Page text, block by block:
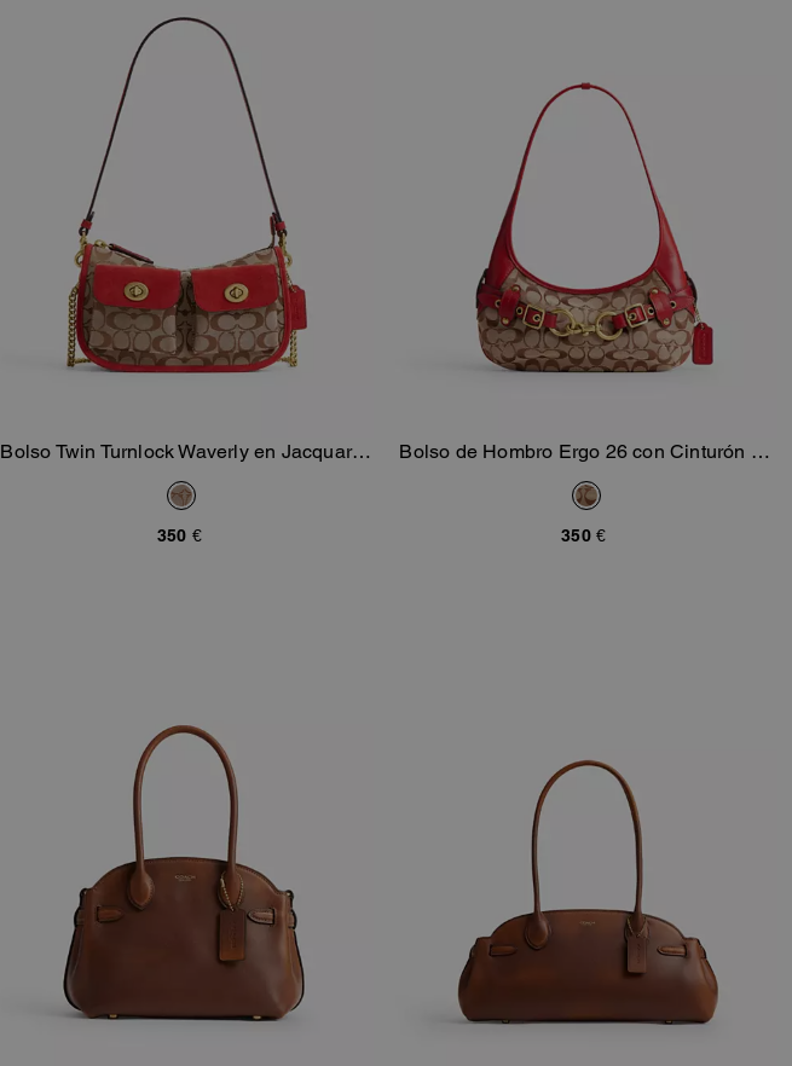
Añadir A La Cesta
Bolso Twin Turnlock Waverly en Jacquard
Signature
350 €
Añadir A La Cesta
Bolso de Hombro Ergo 26 con Cinturón en
Jacquard Signature
350 €